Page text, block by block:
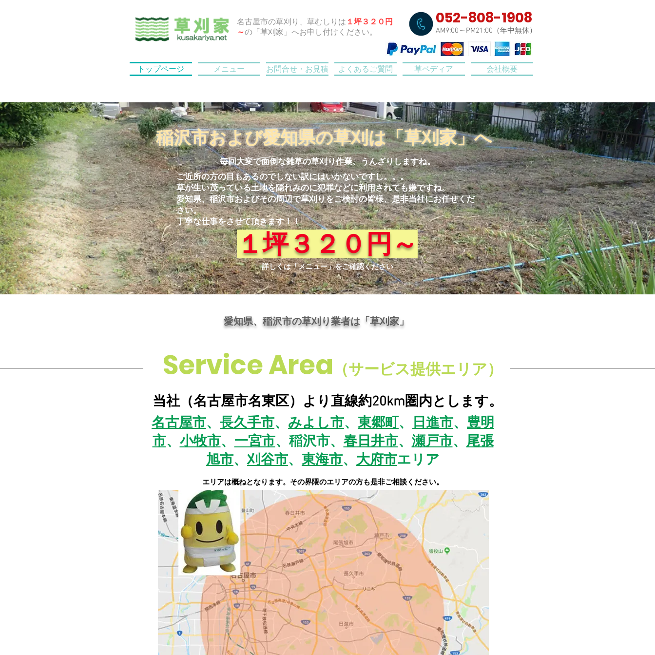
名古屋市の草刈り、草むしりは １坪３２０円
～の「草刈家」へお申し付けください。
052-808-1908
AM9:00～PM21:00（年中無休）
トップページ メニュー お問合せ・お見積 よくあるご質問 草ペディア 会社概要
稲沢市および愛知県の草刈は「草刈家」へ
毎回大変で面倒な雑草の草刈り作業、うんざりしますね。
ご近所の方の目もあるのでしない訳にはいかないですし。。。
草が生い茂っている土地を隠れみのに犯罪などに利用されても嫌ですね。
愛知県、稲沢市およびその周辺で草刈りをご検討の皆様、是非当社にお任せくだ
さい。
​丁寧な仕事をさせて頂きます！！
１坪３２０円～
詳しくは「メニュー」をご確認ください
愛知県、稲沢市の草刈り業者は「草刈家」
Service Area （サービス提供エリア）
当社（名古屋市名東区）より直線約20km圏内とします。
名古屋市、 長久手市、 みよし市、 東郷町、 日進市、 豊明
市、小牧市、一宮市、稲沢市、春日井市、瀬戸市、尾張
旭市、刈谷市、 東海市、大府市エリア
​エリアは概ねとなります。その界隈のエリアの方も是非ご相談ください。